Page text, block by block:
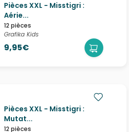
Pièces XXL - Misstigri :
Aérie...
12 pièces
Grafika Kids
9,95€
Pièces XXL - Misstigri :
Mutat...
12 pièces